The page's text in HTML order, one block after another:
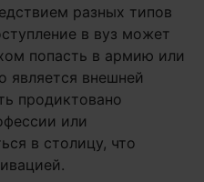
разных типов
в вуз может
попасть в армию или
является внешней
продиктовано
или
в столицу, что